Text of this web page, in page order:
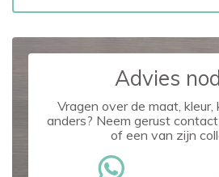
Advies
Vragen over de maat,
anders? Neem gerust
of een van zijn